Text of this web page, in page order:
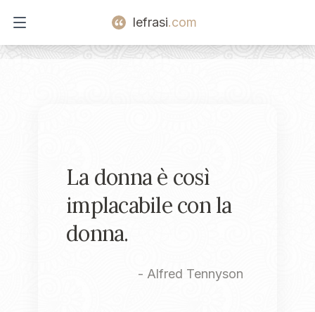
Open main menu
lefrasi.com
La donna è così
implacabile con la
donna.
- Alfred Tennyson